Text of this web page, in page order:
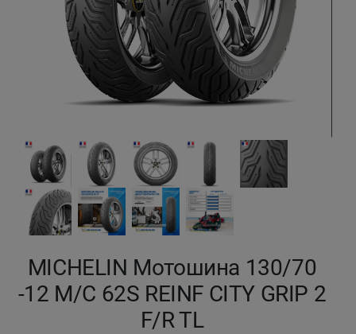
MICHELIN Мотошина 130/70
-12 M/C 62S REINF CITY GRIP 2
F/R TL
Кокшетау
Кызылорда
Павлодар
Петропавловск
Семей
Талдыкорган